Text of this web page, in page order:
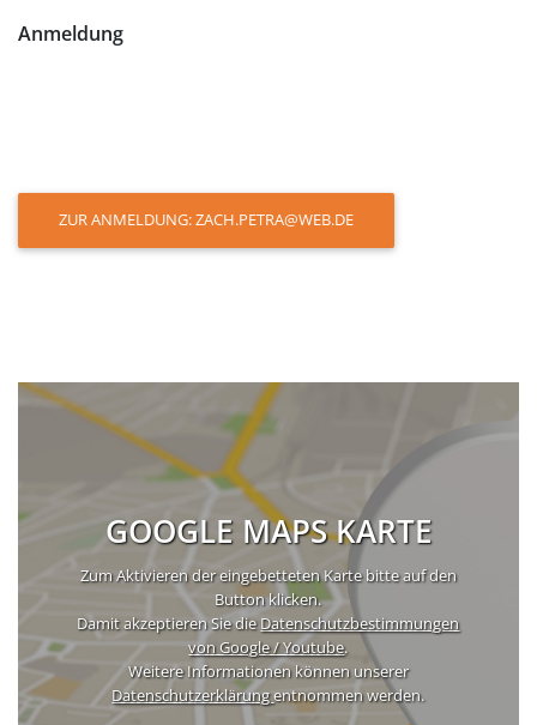
Anmeldung
ZUR ANMELDUNG: ZACH.PETRA@WEB.DE
GOOGLE MAPS KARTE
Zum Aktivieren der eingebetteten Karte bitte auf den
Button klicken.
Damit akzeptieren Sie dieDatenschutzbestimmungen
von Google / Youtube.
Weitere Informationen können unserer
Datenschutzerklärungentnommen werden.